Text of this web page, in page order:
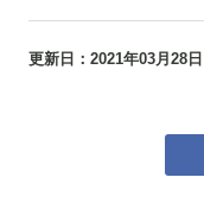
更新日： 2021年03月28日